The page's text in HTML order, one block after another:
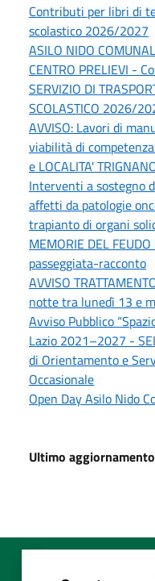
Contributi per libri di
scolastico 2026/2027
ASILO NIDO
CENTRO PRELIEVI -
SERVIZIO DI
SCOLASTICO 2026/
AVVISO: Lavori di
viabilità di
e LOCALITA'
Interventi a sostegno
affetti da patologie
trapianto di organi
MEMORIE DEL
passeggiata-racconto
AVVISO
notte tra lunedì 13 e
Avviso Pubblico
Lazio 2021–2027 -
di Orientamento e
Occasionale
Open Day Asilo Nido
Ultimo aggiornamento